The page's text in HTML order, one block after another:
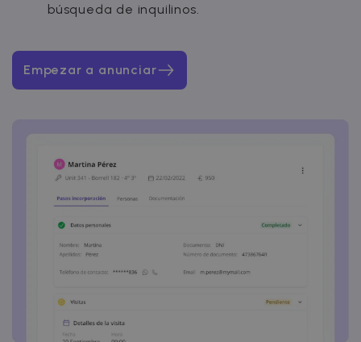
búsqueda de inquilinos.
Empezar a anunciar